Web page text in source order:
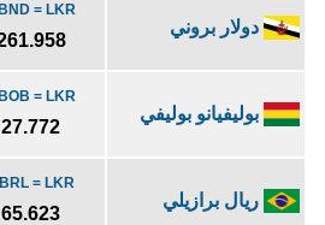
دولار بروني
= LKR
بوليفيانو بوليفي
= LKR
27.772
ريال برازيلي
= LKR
65.623